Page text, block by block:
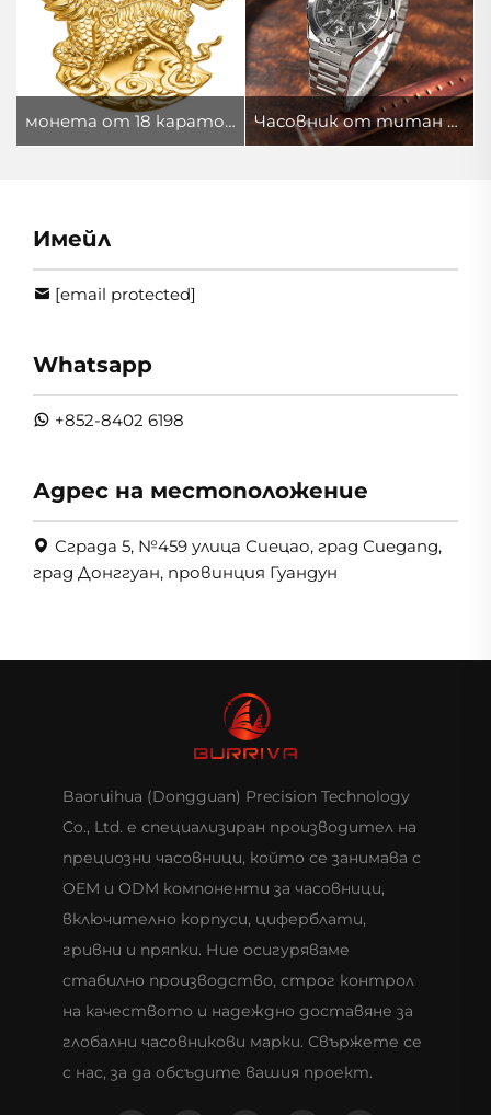
монета от 18 каратово злато Часовник от титан TA2
Имейл
[email protected]
Whatsapp
+852-8402 6198
Адрес на местоположение
Сграда 5, №459 улица Сиецао, град Сиеgang,
град Донггуан, провинция Гуандун
Baoruihua (Dongguan) Precision Technology
Co., Ltd. е специализиран производител на
прециозни часовници, който се занимава с
OEM и ODM компоненти за часовници,
включително корпуси, циферблати,
гривни и пряпки. Ние осигуряваме
стабилно производство, строг контрол
на качеството и надеждно доставяне за
глобални часовникови марки. Свържете се
с нас, за да обсъдите вашия проект.